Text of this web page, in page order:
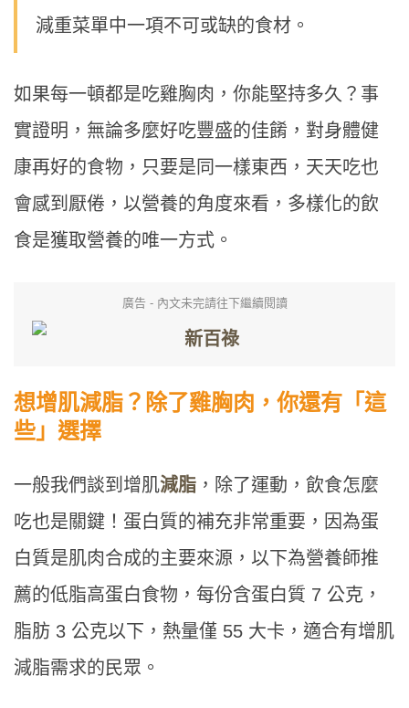
減重菜單中一項不可或缺的食材。
如果每一頓都是吃雞胸肉，你能堅持多久？事
實證明，無論多麼好吃豐盛的佳餚，對身體健
康再好的食物，只要是同一樣東西，天天吃也
會感到厭倦，以營養的角度來看，多樣化的飲
食是獲取營養的唯一方式。
廣告 - 內文未完請往下繼續閱讀
想增肌減脂？除了雞胸肉，你還有「這
些」選擇
一般我們談到增肌減脂 ，除了運動，飲食怎麼
吃也是關鍵！蛋白質的補充非常重要，因為蛋
白質是肌肉合成的主要來源，以下為營養師推
薦的低脂高蛋白食物，每份含蛋白質 7 公克，
脂肪 3 公克以下，熱量僅 55 大卡，適合有增肌
減脂需求的民眾。